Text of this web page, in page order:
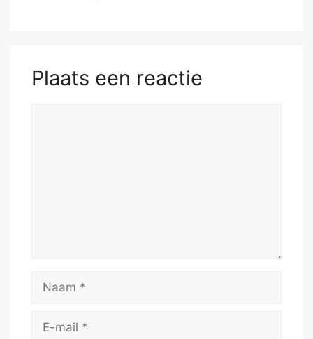
Plaats een reactie
Naam